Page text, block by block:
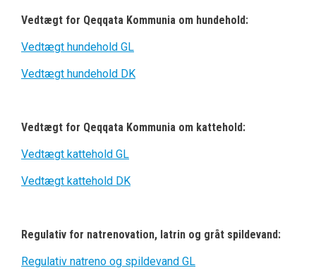
Vedtægt for Qeqqata Kommunia om hundehold:
Vedtægt hundehold GL
Vedtægt hundehold DK
Vedtægt for Qeqqata Kommunia om kattehold:
Vedtægt kattehold GL
Vedtægt kattehold DK
Regulativ for natrenovation, latrin og gråt spildevand:
Regulativ natreno og spildevand GL